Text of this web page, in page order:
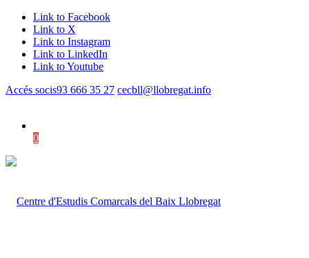
Link to Facebook
Link to X
Link to Instagram
Link to LinkedIn
Link to Youtube
Accés socis93 666 35 27 cecbll@llobregat.info
0